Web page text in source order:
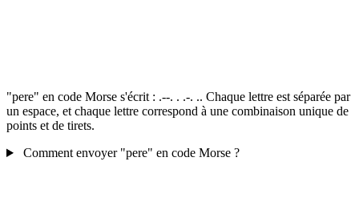
"pere" en code Morse s'écrit : .--. . .-. .. Chaque lettre est séparée par
un espace, et chaque lettre correspond à une combinaison unique de
points et de tirets.
Comment envoyer "pere" en code Morse ?